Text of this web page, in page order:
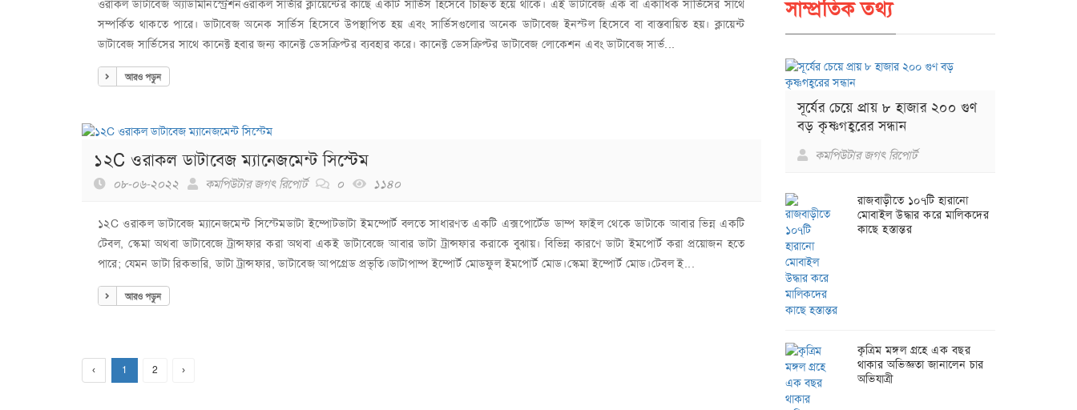
ওরাকল ডাটাবেজ অ্যাডমিনিস্ট্রেশনওরাকল সার্ভার ক্লায়েন্টের কাছে একটি সার্ভিস হিসেবে চিহ্নিত হয়ে থাকে। এই ডাটাবেজ এক বা একাধিক সার্ভিসের সাথে
সম্পর্কিত থাকতে পারে। ডাটাবেজ অনেক সার্ভিস হিসেবে উপস্থাপিত হয় এবং সার্ভিসগুলোর অনেক ডাটাবেজ ইনস্টল হিসেবে বা বাস্তবায়িত হয়। ক্লায়েন্ট
ডাটাবেজ সার্ভিসের সাথে কানেক্ট হবার জন্য কানেক্ট ডেসক্রিপ্টর ব্যবহার করে। কানেক্ট ডেসক্রিপ্টর ডাটাবেজ লোকেশন এবং ডাটাবেজ সার্ভ...
আরও পড়ুন
১২C ওরাকল ডাটাবেজ ম্যানেজমেন্ট সিস্টেম
০৮-০৬-২০২২ কমপিউটার জগৎ রিপোর্ট ০ ১১৪০
১২C ওরাকল ডাটাবেজ ম্যানেজমেন্ট সিস্টেমডাটা ইম্পোটডাটা ইমম্পোর্ট বলতে সাধারণত একটি এক্সপোর্টেড ডাম্প ফাইল থেকে ডাটাকে আবার ভিন্ন একটি
টেবল, স্কেমা অথবা ডাটাবেজে ট্রান্সফার করা অথবা একই ডাটাবেজে আবার ডাটা ট্রান্সফার করাকে বুঝায়। বিভিন্ন কারণে ডাটা ইমপোর্ট করা প্রয়োজন হতে
পারে; যেমন ডাটা রিকভারি, ডাটা ট্রান্সফার, ডাটাবেজ আপগ্রেড প্রভৃতি।ডাটাপাম্প ইম্পোর্ট মোডফুল ইমপোর্ট মোড।স্কেমা ইম্পোর্ট মোড।টেবল ই...
আরও পড়ুন
‹ 1 2 ›
সাম্প্রতিক তথ্য
সূর্যের চেয়ে প্রায় ৮ হাজার ২০০ গুণ
বড় কৃষ্ণগহ্বরের সন্ধান
কমপিউটার জগৎ রিপোর্ট
রাজবাড়ীতে ১০৭টি হারানো
মোবাইল উদ্ধার করে মালিকদের
কাছে হস্তান্তর
কৃত্রিম মঙ্গল গ্রহে এক বছর
থাকার অভিজ্ঞতা জানালেন চার
অভিযাত্রী